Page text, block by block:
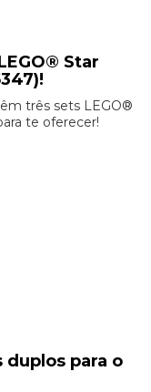
Star
três sets LEGO®
te oferecer!
duplos para o